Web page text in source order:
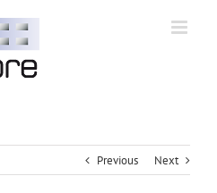
Previous Next